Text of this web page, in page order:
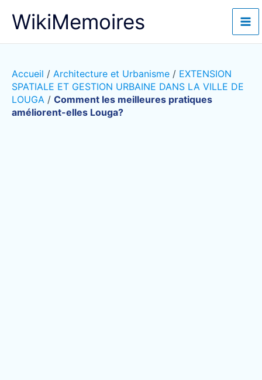
WikiMemoires
Accueil / Architecture et Urbanisme / EXTENSION
SPATIALE ET GESTION URBAINE DANS LA VILLE DE
LOUGA / Comment les meilleures pratiques
améliorent-elles Louga?